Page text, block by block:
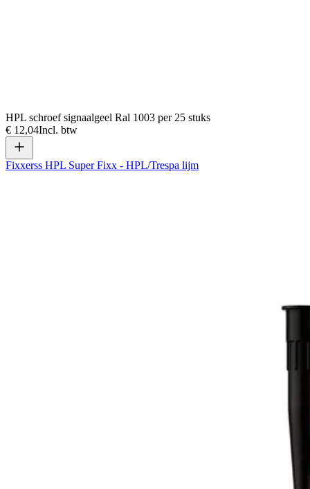
HPL schroef signaalgeel Ral 1003 per 25 stuks
€ 12,04Incl. btw
Fixxerss HPL Super Fixx - HPL/Trespa lijm